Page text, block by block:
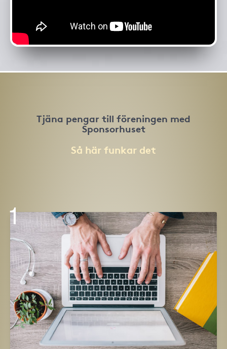
Tjäna pengar till föreningen med
Sponsorhuset
Så här funkar det
1